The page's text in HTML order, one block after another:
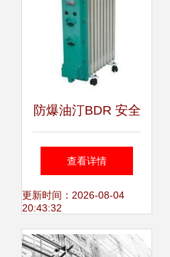
防爆油汀BDR 安全
高效的工业取暖利
器，厂家直销价格
更优
查看详情
更新时间：2026-08-04
20:43:32